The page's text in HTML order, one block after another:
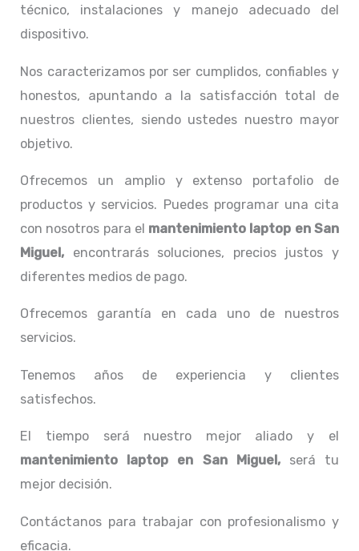
técnico, instalaciones y manejo adecuado del
dispositivo.
Nos caracterizamos por ser cumplidos, confiables y
honestos, apuntando a la satisfacción total de
nuestros clientes, siendo ustedes nuestro mayor
objetivo.
Ofrecemos un amplio y extenso portafolio de
productos y servicios. Puedes programar una cita
con nosotros para el mantenimiento laptop en San
Miguel, encontrarás soluciones, precios justos y
diferentes medios de pago.
Ofrecemos garantía en cada uno de nuestros
servicios.
Tenemos años de experiencia y clientes
satisfechos.
El tiempo será nuestro mejor aliado y el
mantenimiento laptop en San Miguel, será tu
mejor decisión.
Contáctanos para trabajar con profesionalismo y
eficacia.